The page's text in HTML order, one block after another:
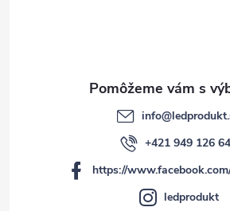
info@
+421 949 126
https://
ledprodukt